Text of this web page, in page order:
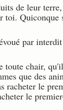
de leur
toi. Quiconque
par
toute chair,
que des
racheter le
le